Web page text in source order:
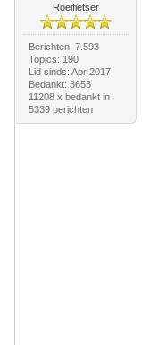
Roeifietser
Berichten: 7.593
Topics: 190
Lid sinds: Apr 2017
Bedankt: 3653
11208 x bedankt in
5339 berichten